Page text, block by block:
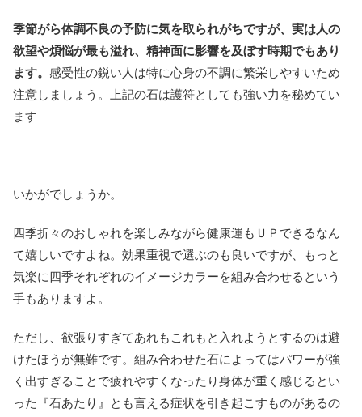
季節がら体調不良の予防に気を取られがちですが、実は人の
欲望や煩悩が最も溢れ、精神面に影響を及ぼす時期でもあり
ます。 感受性の鋭い人は特に心身の不調に繁栄しやすいため
注意しましょう。上記の石は護符としても強い力を秘めてい
ます
いかがでしょうか。
四季折々のおしゃれを楽しみながら健康運もＵＰできるなん
て嬉しいですよね。効果重視で選ぶのも良いですが、もっと
気楽に四季それぞれのイメージカラーを組み合わせるという
手もありますよ。
ただし、欲張りすぎてあれもこれもと入れようとするのは避
けたほうが無難です。組み合わせた石によってはパワーが強
く出すぎることで疲れやすくなったり身体が重く感じるとい
った『石あたり』とも言える症状を引き起こすものがあるの